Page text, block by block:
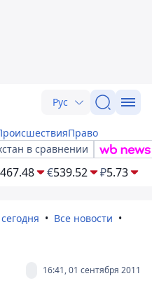
Рус
Право
в сравнении
467.48 €539.52 ₽5.73
Все новости
16:41, 01 сентября 2011